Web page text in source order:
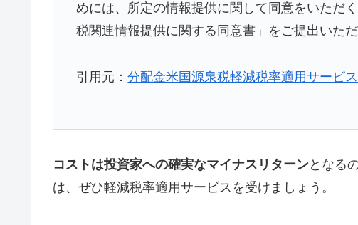
めには、所定の情報提供に関して同意をいただ
税関連情報提供に関する同意書」をご提出いた
引用元：分配金米国源泉税軽減税率適用サービ
コストは投資家への確実なマイナスリターンとなる
は、ぜひ軽減税率適用サービスを受けましょう。